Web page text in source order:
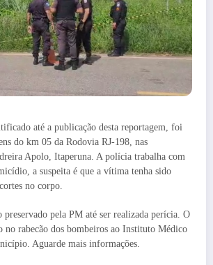
até a publicação desta reportagem, foi
do km 05 da Rodovia RJ-198, nas
Apolo, Itaperuna. A polícia trabalha com
a suspeita é que a vítima tenha sido
no corpo.
preservado pela PM até ser realizada perícia. O
no rabecão dos bombeiros ao Instituto Médico
Aguarde mais informações.